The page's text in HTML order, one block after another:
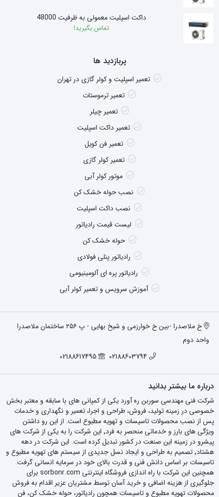
داکت اسپلیت معمولی به ظرفیت 48000
تماس بگیرید!
پربازدید ها
تعمیر اسپلیت و کولر گازی در تهران
تعمیر ترموستات
تعمیر چیلر
تعمیر داکت اسپلیت
تعمیر فن کویل
تعمیر کولر گازی
موتور کولر آبی
نصب حوله خشک کن
نصب داکت اسپلیت
لیست قیمت رادیاتور
حوله خشک کن
رادیاتور پنلی فولادی
رادیاتور پره ای آلومینیومی
آموزش سرویس و تعمیر کولر آبی
خ ملاصدرا -بین خ خوارزمی و شیخ بهایی - پ ۲۵۶ ساختمان ملاصدرا
واحد دوم
02188603794
02188617495
درباره ما بیشتر بدانید
شرکت فنی مهندسی سوربن ره آورد یکی از کمپانی های با سابقه و معتبر بخش
خصوصی در زمینه تولید، فروش، طراحی و اجرا، تعمیر و نگهداری و خدمات
پس از نصب محصولات تاسیسات و تهویه مطبوع است. از این رو داشتن
ویژگی های بارز و خدماتی منحصر به فرد٬ این شرکت را به یکی از شرکت های
پیشرو در زمینه این صنعت در کشور تبدیل کرده است. این شرکت در دهه
هشتاد٬ تصمیم به طراحی و ایجاد نسل جدیدی از سیستم های تهویه مطبوع و
تاسیسات بر اساس دانش فنی و قدرت بالای خود در سرمایه انسانی گرفت.
همچنین این شرکت با راه اندازی فروشگاه اینترنتی sorbonr.com برای
جلوگیری از هزینه اضافی و خرید آسان توسط مشتریان عزیر اقدام به فروش
محصولات تهویه مطبوع و تاسیسات همچون رادیاتور، حوله خشک کن، فن